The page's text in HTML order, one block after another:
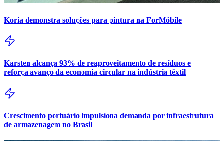
Koria demonstra soluções para pintura na ForMóbile
Karsten alcança 93% de reaproveitamento de resíduos e
reforça avanço da economia circular na indústria têxtil
Crescimento portuário impulsiona demanda por infraestrutura
de armazenagem no Brasil